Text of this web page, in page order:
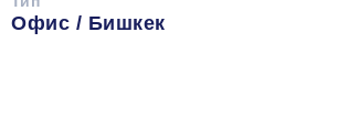
Офис / Бишкек